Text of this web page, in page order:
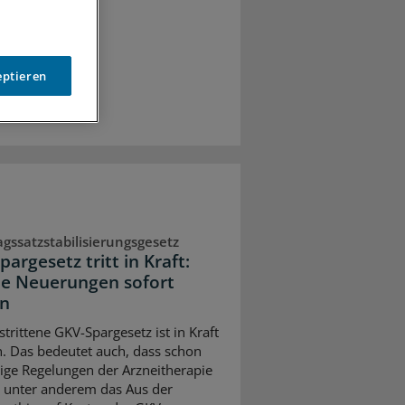
tritt in Kraft:
Neuerungen sofort
GKV-Spargesetz ist in Kraft
Das bedeutet auch, dass schon
Regelungen der Arzneitherapie
unter anderem das Aus der